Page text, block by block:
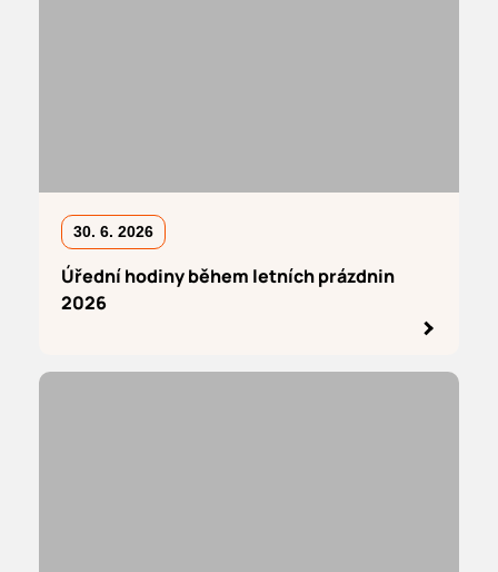
30. 6. 2026
Úřední hodiny během letních prázdnin
2026